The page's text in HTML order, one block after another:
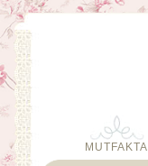
MUTFAKTA